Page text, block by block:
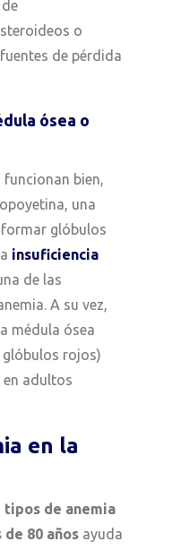
o
de pérdida
ósea o
bien,
una
glóbulos
insuficiencia
de las
A su vez,
médula ósea
rojos)
en adultos
en la
tipos de anemia
80 años ayuda